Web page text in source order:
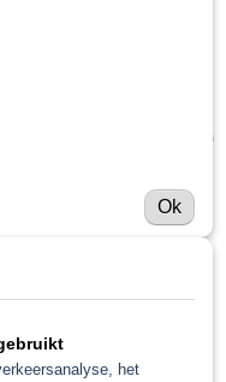
in metaal. Dringt door tot in
vocht en algemene
temperaturen (-30-80°C,
temperaturen; geen
Ok
het